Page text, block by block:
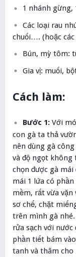
1 nhánh gừng,
Các loại rau
chuối…. (hoặc các
Bún, mỳ tôm:
Gia vị: muối,
Cách làm:
Bước 1: Với
con gà ta thả
nên dùng gà
và độ ngọt không
chọn được gà mái
mái 1 lứa có
mềm, rất vừa vặn
sơ chế, chặt
trên mình gà nhé.
rửa sạch với
phần tiết bám
tanh và thâm cho